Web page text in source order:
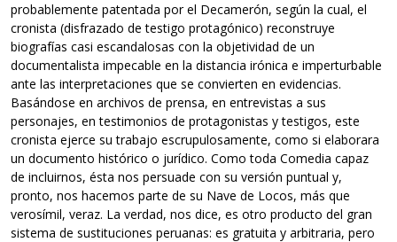
probablemente patentada por el Decamerón, según la cual, el
cronista (disfrazado de testigo protagónico) reconstruye
biografías casi escandalosas con la objetividad de un
documentalista impecable en la distancia irónica e imperturbable
ante las interpretaciones que se convierten en evidencias.
Basándose en archivos de prensa, en entrevistas a sus
personajes, en testimonios de protagonistas y testigos, este
cronista ejerce su trabajo escrupulosamente, como si elaborara
un documento histórico o jurídico. Como toda Comedia capaz
de incluirnos, ésta nos persuade con su versión puntual y,
pronto, nos hacemos parte de su Nave de Locos, más que
verosímil, veraz. La verdad, nos dice, es otro producto del gran
sistema de sustituciones peruanas: es gratuita y arbitraria, pero